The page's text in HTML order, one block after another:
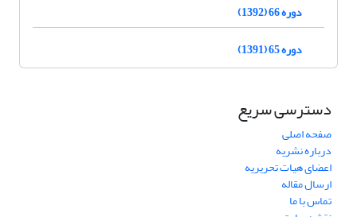
دوره 66 (1392)
دوره 65 (1391)
دسترسی سریع
صفحه اصلی
درباره نشریه
اعضای هیات تحریریه
ارسال مقاله
تماس با ما